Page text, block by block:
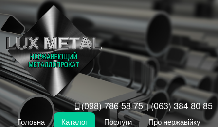
(098) 786 58 75|(063) 384 80 85
Головна Каталог Послуги
Про нержавійку